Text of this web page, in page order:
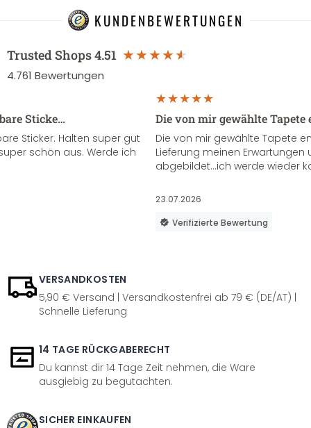
KUNDENBEWERTUNGEN
Trusted Shops4.51
4.761 Bewertungen
Sticke…
Sticker. Halten super gut
schön aus. Werde ich
Die von mir gewählte
Die von mir gewählte Tapete
Lieferung meinen Erwartungen
abgebildet...ich werde wieder
23.07.2026
Verifizierte Bewertung
VERSANDKOSTEN
5,90 € Versand | Versandkostenfrei ab 79 € (DE/AT) |
Schnelle Lieferung
14 TAGE RÜCKGABERECHT
Du kannst dir 14 Tage Zeit nehmen, die Ware
ausgiebig zu begutachten.
SICHER EINKAUFEN